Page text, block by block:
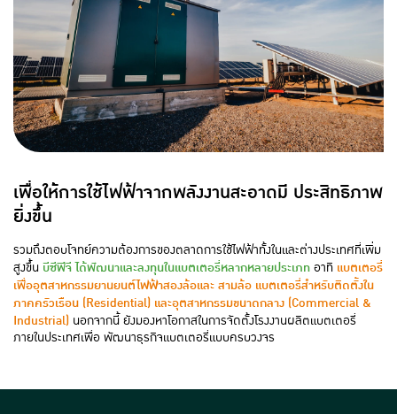
เพื่อให้การใช้ไฟฟ้าจากพลังงานสะอาดมี ประสิทธิภาพ
ยิ่งขึ้น
รวมถึงตอบโจทย์ความต้องการของตลาดการใช้ไฟฟ้าทั้งในและต่างประเทศที่เพิ่ม
สูงขึ้นบีซีพีจี ได้พัฒนาและลงทุนในแบตเตอรี่หลากหลายประเภทอาทิ แบตเตอรี่
เพื่ออุตสาหกรรมยานยนต์ไฟฟ้าสองล้อและ สามล้อ แบตเตอรี่สำหรับติดตั้งใน
ภาคครัวเรือน (Residential) และอุตสาหกรรมขนาดกลาง (Commercial &
Industrial) นอกจากนี้ ยังมองหาโอกาสในการจัดตั้งโรงงานผลิตแบตเตอรี่
ภายในประเทศเพื่อ พัฒนาธุรกิจแบตเตอรี่แบบครบวงจร